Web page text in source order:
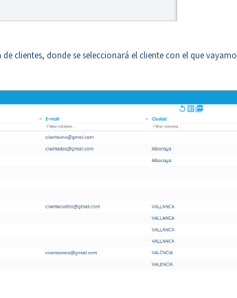
clientes, donde se seleccionará el cliente con el que